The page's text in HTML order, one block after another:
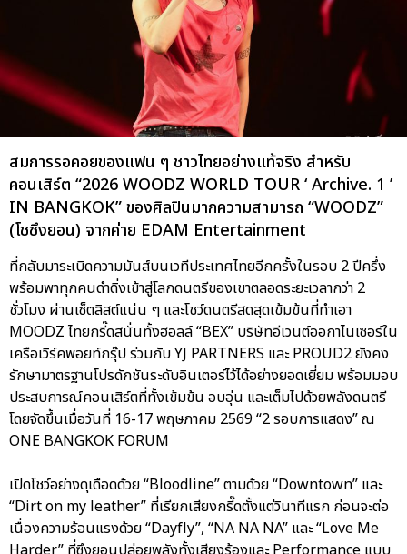
สมการรอคอยของแฟน ๆ ชาวไทยอย่างแท้จริง สำหรับ
คอนเสิร์ต “2026 WOODZ WORLD TOUR ‘ Archive. 1 ’
IN BANGKOK” ของศิลปินมากความสามารถ “WOODZ”
(โชซึงยอน) จากค่าย EDAM Entertainment
ที่กลับมาระเบิดความมันส์บนเวทีประเทศไทยอีกครั้งในรอบ 2 ปีครึ่ง
พร้อมพาทุกคนดำดิ่งเข้าสู่โลกดนตรีของเขาตลอดระยะเวลากว่า 2
ชั่วโมง ผ่านเซ็ตลิสต์แน่น ๆ และโชว์ดนตรีสดสุดเข้มข้นที่ทำเอา
MOODZ ไทยกรี๊ดสนั่นทั้งฮอลล์ “BEX” บริษัทอีเวนต์ออกาไนเซอร์ใน
เครือเวิร์คพอยท์กรุ๊ป ร่วมกับ YJ PARTNERS และ PROUD2 ยังคง
รักษามาตรฐานโปรดักชันระดับอินเตอร์ไว้ได้อย่างยอดเยี่ยม พร้อมมอบ
ประสบการณ์คอนเสิร์ตที่ทั้งเข้มข้น อบอุ่น และเต็มไปด้วยพลังดนตรี
โดยจัดขึ้นเมื่อวันที่ 16-17 พฤษภาคม 2569 “2 รอบการแสดง” ณ
ONE BANGKOK FORUM
เปิดโชว์อย่างดุเดือดด้วย “Bloodline” ตามด้วย “Downtown” และ
“Dirt on my leather” ที่เรียกเสียงกรี๊ดตั้งแต่วินาทีแรก ก่อนจะต่อ
เนื่องความร้อนแรงด้วย “Dayfly”, “NA NA NA” และ “Love Me